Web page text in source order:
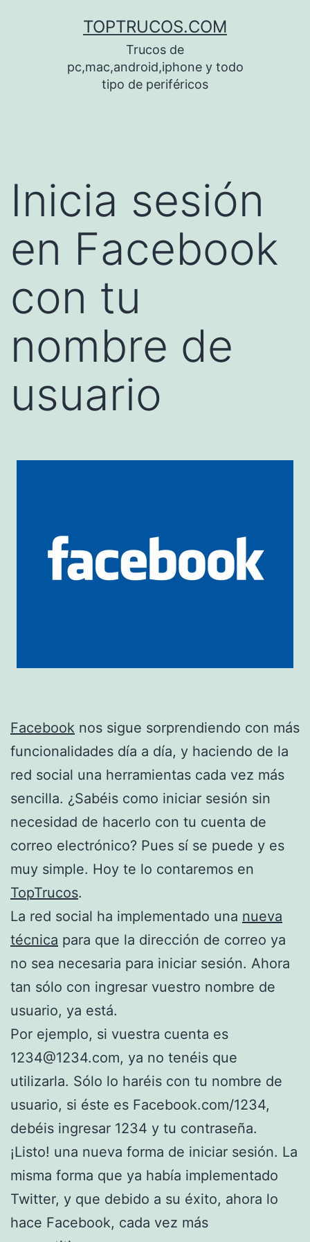
TOPTRUCOS.COM
Trucos de
pc,mac,android,iphone y todo
tipo de periféricos
Inicia sesión
en Facebook
con tu
nombre de
usuario
Facebook nos sigue sorprendiendo con más
funcionalidades día a día, y haciendo de la
red social una herramientas cada vez más
sencilla. ¿Sabéis como iniciar sesión sin
necesidad de hacerlo con tu cuenta de
correo electrónico? Pues sí se puede y es
muy simple. Hoy te lo contaremos en
TopTrucos.
La red social ha implementado una nueva
técnica para que la dirección de correo ya
no sea necesaria para iniciar sesión. Ahora
tan sólo con ingresar vuestro nombre de
usuario, ya está.
Por ejemplo, si vuestra cuenta es
1234@1234.com, ya no tenéis que
utilizarla. Sólo lo haréis con tu nombre de
usuario, si éste es Facebook.com/1234,
debéis ingresar 1234 y tu contraseña.
¡Listo! una nueva forma de iniciar sesión. La
misma forma que ya había implementado
Twitter, y que debido a su éxito, ahora lo
hace Facebook, cada vez más